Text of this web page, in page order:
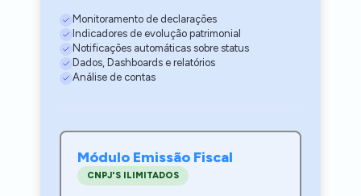
Monitoramento de declarações
Indicadores de evolução patrimonial
Notificações automáticas sobre status
Dados, Dashboards e relatórios
Análise de contas
Módulo Emissão Fiscal
CNPJ'S ILIMITADOS